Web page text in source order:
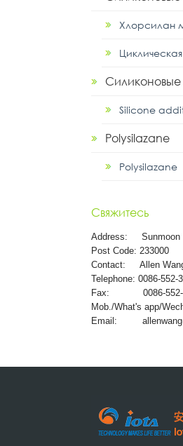
Хлорсилан
Silicone
Polysilazane
Свяжитесь
Address:
Post Code: 233000
Contact: Allen
Telephone: 0086-552-
Fax: 0086-552-
Mob./What's app/
Email: